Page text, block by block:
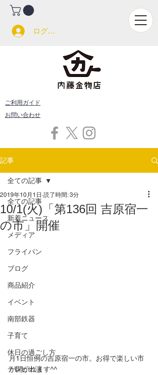
ログイン
ご利用ガイド
お問い合わせ
記事
全ての記事
新着ニュース
メディア
フライパン
ブログ
商品紹介
イベント
南部鉄器
子育て
休日の過ごし方
テレビ出演
全ての記事
10/1(火)「第136回 吉原宿一
の市」開催
2019年10月1日 読了時間: 3分
月1日恒例の吉原宿一の市。お得で楽しい市
が開かれます^^